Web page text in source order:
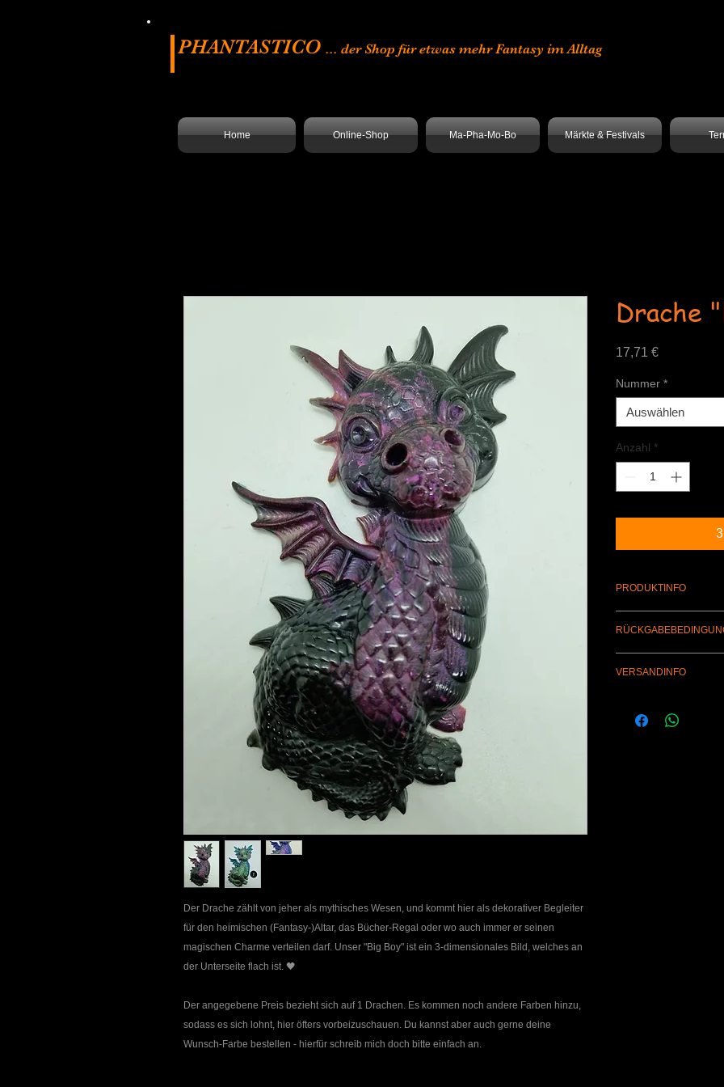
PHANTASTICO ... der Shop für etwas mehr Fantasy im Alltag
Home Online-Shop Ma-Pha-Mo-Bo Märkte & Festivals
Der Drache zählt von jeher als mythisches Wesen, und kommt hier als dekorativer Begleiter
für den heimischen (Fantasy-)Altar, das Bücher-Regal oder wo auch immer er seinen
magischen Charme verteilen darf. Unser "Big Boy" ist ein 3-dimensionales Bild, welches an
der Unterseite flach ist. 🖤
Der angegebene Preis bezieht sich auf 1 Drachen. Es kommen noch andere Farben hinzu,
sodass es sich lohnt, hier öfters vorbeizuschauen. Du kannst aber auch gerne deine
Wunsch-Farbe bestellen - hierfür schreib mich doch bitte einfach an.
Drache
17,71 €Preis
Nummer *
Auswählen
Anzahl *
PRODUKTINFO
ausgeschlossen.
selbstverständlich
melden Sie sich
VERSANDINFO
Hermes